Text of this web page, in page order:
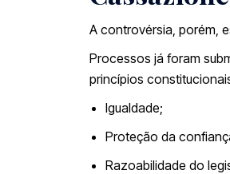
A controvérsia, porém,
Processos já foram
princípios
Igualdade;
Proteção da
Razoabilidade do